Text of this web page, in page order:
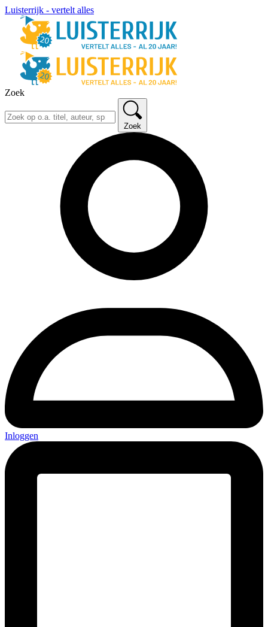
Luisterrijk - vertelt alles
Zoek
Zoek
Inloggen